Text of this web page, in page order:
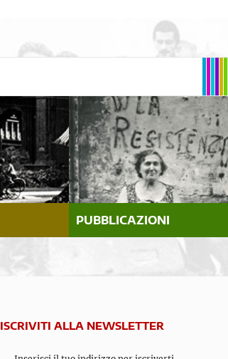
PUBBLICAZIONI
ISCRIVITI ALLA NEWSLETTER